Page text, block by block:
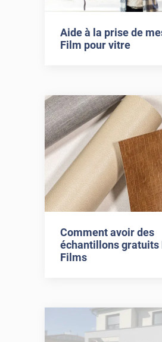
Aide à la prise de
Film pour vitre
Comment avoir des
échantillons gratuits
Films